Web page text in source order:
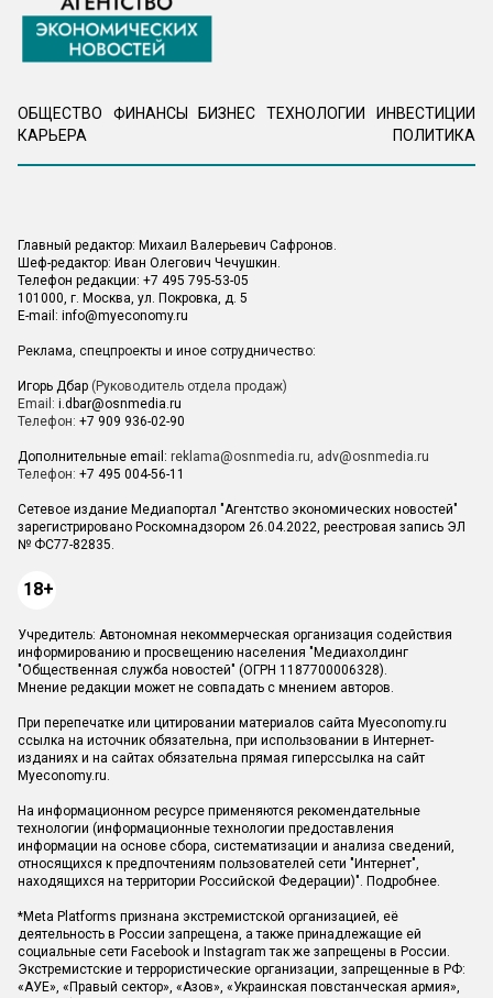
ОБЩЕСТВО ФИНАНСЫ БИЗНЕС ТЕХНОЛОГИИ
ИНВЕСТИЦИИ
КАРЬЕРА
ПОЛИТИКА
Главный редактор: Михаил Валерьевич Сафронов.
Шеф-редактор: Иван Олегович Чечушкин.
Телефон редакции: +7 495 795-53-05
101000, г. Москва, ул. Покровка, д. 5
E-mail: info@myeconomy.ru
Реклама, спецпроекты и иное сотрудничество:
Игорь Дбар (Руководитель отдела продаж)
Email: i.dbar@osnmedia.ru
Телефон: +7 909 936-02-90
Дополнительные email: reklama@osnmedia.ru, adv@osnmedia.ru
Телефон: +7 495 004-56-11
Сетевое издание Медиапортал "Агентство экономических новостей"
зарегистрировано Роскомнадзором 26.04.2022, реестровая запись ЭЛ
№ ФС77-82835.
18+
Учредитель: Автономная некоммерческая организация содействия
информированию и просвещению населения "Медиахолдинг
"Общественная служба новостей" (ОГРН 1187700006328).
Мнение редакции может не совпадать с мнением авторов.
При перепечатке или цитировании материалов сайта Myeconomy.ru
ссылка на источник обязательна, при использовании в Интернет-
изданиях и на сайтах обязательна прямая гиперссылка на сайт
Myeconomy.ru.
На информационном ресурсе применяются рекомендательные
технологии (информационные технологии предоставления
информации на основе сбора, систематизации и анализа сведений,
относящихся к предпочтениям пользователей сети "Интернет",
находящихся на территории Российской Федерации)". Подробнее.
*Meta Platforms признана экстремистской организацией, её
деятельность в России запрещена, а также принадлежащие ей
социальные сети Facebook и Instagram так же запрещены в России.
Экстремистские и террористические организации, запрещенные в РФ:
«АУЕ», «Правый сектор», «Азов», «Украинская повстанческая армия»,